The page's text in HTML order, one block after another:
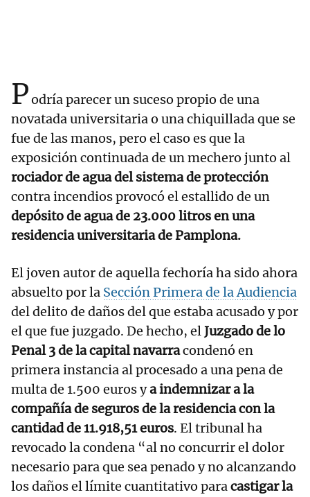
Podría parecer un suceso propio de una
novatada universitaria o una chiquillada que se
fue de las manos, pero el caso es que la
exposición continuada de un mechero junto al
rociador de agua del sistema de protección
contra incendios provocó el estallido de un
depósito de agua de 23.000 litros en una
residencia universitaria de Pamplona.
El joven autor de aquella fechoría ha sido ahora
absuelto por la Sección Primera de la Audiencia
del delito de daños del que estaba acusado y por
el que fue juzgado. De hecho, elJuzgado de lo
Penal 3 de la capital navarracondenó en
primera instancia al procesado a una pena de
multa de 1.500 euros ya indemnizar a la
compañía de seguros de la residencia con la
cantidad de 11.918,51 euros. El tribunal ha
revocado la condena “al no concurrir el dolor
necesario para que sea penado y no alcanzando
los daños el límite cuantitativo paracastigar la